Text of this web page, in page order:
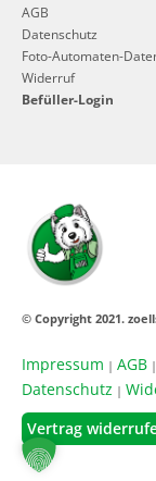
AGB
Datenschutz
Foto-Automaten-
Widerruf
Befüller-Login
© Copyright 2021.
Impressum | AGB |
Datenschutz |
Vertrag